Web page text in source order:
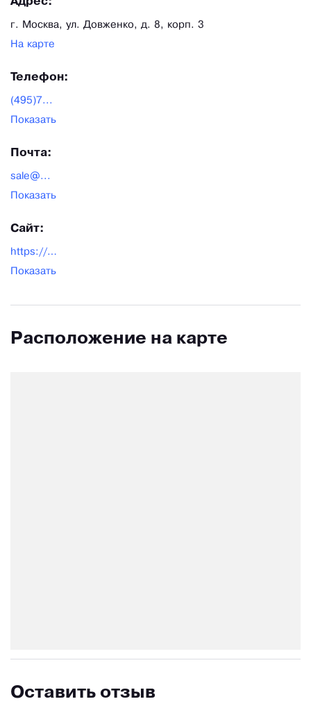
г. Москва, ул. Довженко, д. 8, корп. 3
На карте
Телефон:
(495)7...
Показать
Почта:
sale@...
Показать
Сайт:
https://proflist.ru/
Показать
Расположение на карте
Оставить отзыв